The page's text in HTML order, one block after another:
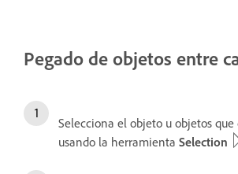
Pegado de objetos entre
Selecciona el objeto u objetos que
usando la herramienta Selection